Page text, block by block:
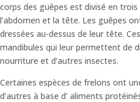
corps des guêpes est divisé en
l’abdomen et la tête. Les guêpes
dressées au-dessus de leur tête.
mandibules qui leur permettent de
nourriture et d’autres insectes.
Certaines espèces de frelons ont
d’autres à base d’ aliments